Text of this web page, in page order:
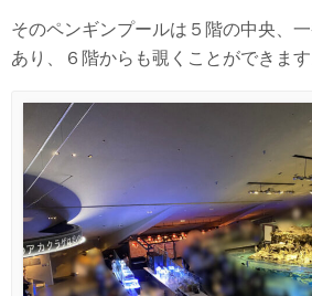
そのペンギンプールは５階の中央、
あり、６階からも覗くことができます